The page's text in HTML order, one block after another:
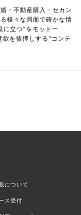
・不動産購入・セカン
様々な局面で確かな情
に立つ"をモットー
を後押しする"コンテ
について
ス受付